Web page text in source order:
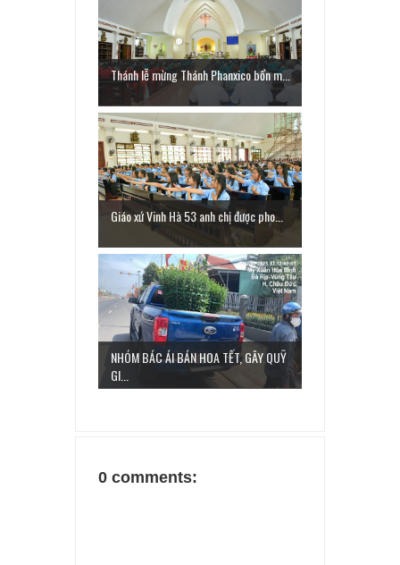
Thánh lễ mừng Thánh Phanxico bổn m...
Giáo xứ Vinh Hà 53 anh chị được pho...
NHÓM BÁC ÁI BÁN HOA TẾT, GÂY QUỸ
GI...
0 comments: